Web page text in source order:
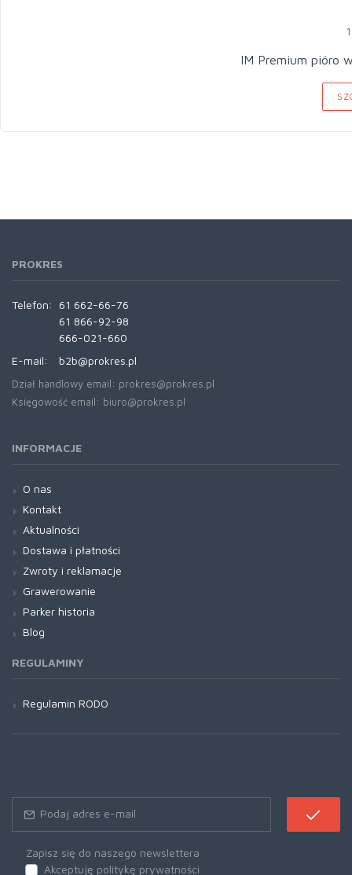
IM Premium
PROKRES
Telefon:
61 662-66-76
61 866-92-98
666-021-660
E-mail:
b2b@prokres.pl
Dział handlowy email: prokres@prokres.pl
Księgowość email: biuro@prokres.pl
INFORMACJE
O nas
Kontakt
Aktualności
Dostawa i płatności
Zwroty i reklamacje
Grawerowanie
Parker historia
Blog
REGULAMINY
Regulamin RODO
Zapisz się do naszego newslettera
Akceptuję politykę prywatności